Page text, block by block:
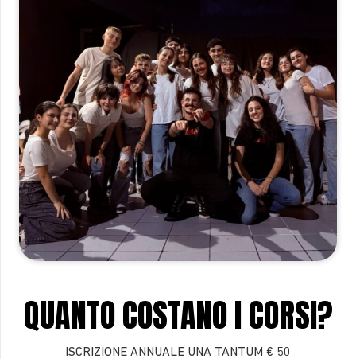
QUANTO COSTANO I CORSI?
ISCRIZIONE ANNUALE UNA TANTUM € 50